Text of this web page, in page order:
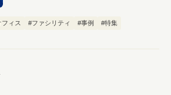
ィス #ファシリティ #事例 #特集